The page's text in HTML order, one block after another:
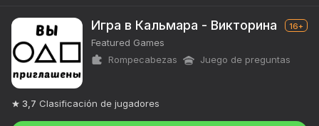
Игра в Кальмара - Викторина 16+
Featured Games
Rompecabezas
Juego de preguntas
3,7 Clasificación de jugadores